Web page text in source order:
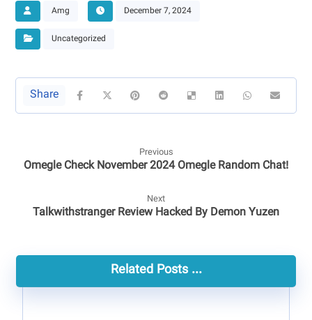
Amg December 7, 2024
Uncategorized
Previous
Omegle Check November 2024 Omegle Random Chat!
Next
Talkwithstranger Review Hacked By Demon Yuzen
Related Posts ...